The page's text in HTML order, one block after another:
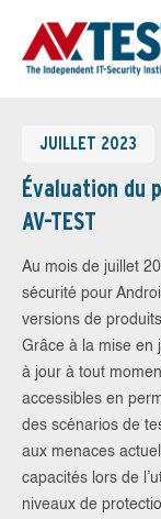
JUILLET 2023
Évaluation du
AV-TEST
Au mois de juillet
sécurité pour
versions de
Grâce à la mise en
à jour à tout
accessibles en
des scénarios de
aux menaces
capacités lors de
niveaux de